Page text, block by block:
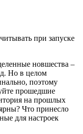
новшества –
Но в целом
поэтому
прошедшие
на прошлых
Что принесло
для настроек